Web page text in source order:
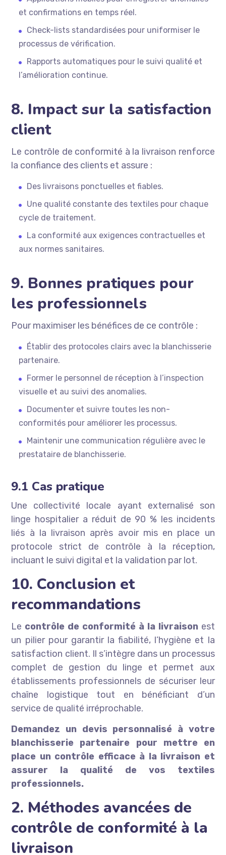
et confirmations en temps réel.
Check-lists standardisées pour uniformiser le
processus de vérification.
Rapports automatiques pour le suivi qualité et
l’amélioration continue.
8. Impact sur la satisfaction
client
Le contrôle de conformité à la livraison renforce
la confiance des clients et assure :
Des livraisons ponctuelles et fiables.
Une qualité constante des textiles pour chaque
cycle de traitement.
La conformité aux exigences contractuelles et
aux normes sanitaires.
9. Bonnes pratiques pour
les professionnels
Pour maximiser les bénéfices de ce contrôle :
Établir des protocoles clairs avec la blanchisserie
partenaire.
Former le personnel de réception à l’inspection
visuelle et au suivi des anomalies.
Documenter et suivre toutes les non-
conformités pour améliorer les processus.
Maintenir une communication régulière avec le
prestataire de blanchisserie.
9.1 Cas pratique
Une collectivité locale ayant externalisé son
linge hospitalier a réduit de 90 % les incidents
liés à la livraison après avoir mis en place un
protocole strict de contrôle à la réception,
incluant le suivi digital et la validation par lot.
10. Conclusion et
recommandations
Le contrôle de conformité à la livraisonest
un pilier pour garantir la fiabilité, l’hygiène et la
satisfaction client. Il s’intègre dans un processus
complet de gestion du linge et permet aux
établissements professionnels de sécuriser leur
chaîne logistique tout en bénéficiant d’un
service de qualité irréprochable.
Demandez un devis personnalisé à votre
blanchisserie partenaire pour mettre en
place un contrôle efficace à la livraison et
assurer la qualité de vos textiles
professionnels.
2. Méthodes avancées de
contrôle de conformité à la
livraison